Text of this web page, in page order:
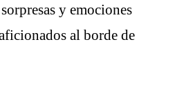
y emociones
al borde de